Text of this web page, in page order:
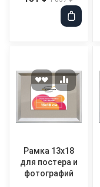
Рамка 13x18
для постера и
фотографий